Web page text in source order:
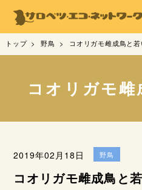
トップ 野鳥 コオリガモ雌成鳥と
コオリガモ
2019年02月18日 野鳥
コオリガモ雌成鳥と